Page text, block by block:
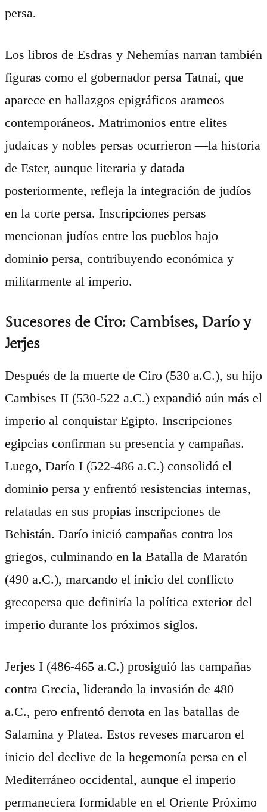
persa.
Los libros de Esdras y Nehemías narran también
figuras como el gobernador persa Tatnai, que
aparece en hallazgos epigráficos arameos
contemporáneos. Matrimonios entre elites
judaicas y nobles persas ocurrieron —la historia
de Ester, aunque literaria y datada
posteriormente, refleja la integración de judíos
en la corte persa. Inscripciones persas
mencionan judíos entre los pueblos bajo
dominio persa, contribuyendo económica y
militarmente al imperio.
Sucesores de Ciro: Cambises, Darío y
Jerjes
Después de la muerte de Ciro (530 a.C.), su hijo
Cambises II (530-522 a.C.) expandió aún más el
imperio al conquistar Egipto. Inscripciones
egipcias confirman su presencia y campañas.
Luego, Darío I (522-486 a.C.) consolidó el
dominio persa y enfrentó resistencias internas,
relatadas en sus propias inscripciones de
Behistán. Darío inició campañas contra los
griegos, culminando en la Batalla de Maratón
(490 a.C.), marcando el inicio del conflicto
grecopersa que definiría la política exterior del
imperio durante los próximos siglos.
Jerjes I (486-465 a.C.) prosiguió las campañas
contra Grecia, liderando la invasión de 480
a.C., pero enfrentó derrota en las batallas de
Salamina y Platea. Estos reveses marcaron el
inicio del declive de la hegemonía persa en el
Mediterráneo occidental, aunque el imperio
permaneciera formidable en el Oriente Próximo